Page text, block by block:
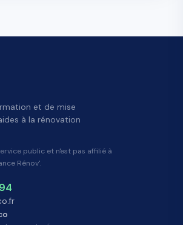
et de mise
à la rénovation
public et n'est pas affilié à
Rénov'.